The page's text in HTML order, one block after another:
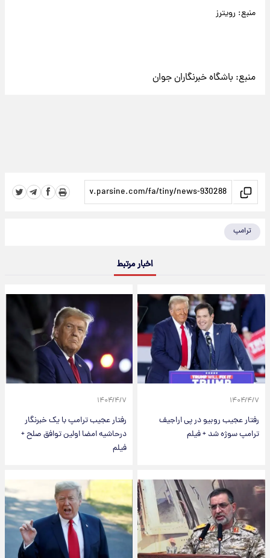
منبع: رویترز
منبع: باشگاه خبرنگاران جوان
ترامپ
اخبار مرتبط
۱۴۰۴/۴/۷
رفتار عجیب روبیو در پی اراجیف
ترامپ سوژه شد + فیلم
۱۴۰۴/۴/۷
رفتار عجیب ترامپ با یک خبرنگار
درحاشیه امضا اولین توافق صلح +
فیلم